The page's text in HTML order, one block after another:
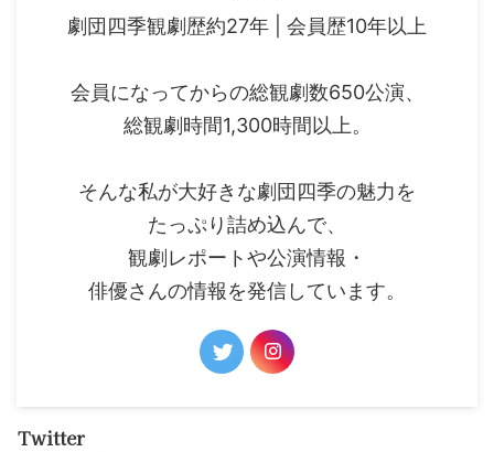
劇団四季観劇歴約27年 | 会員歴10年以上
会員になってからの総観劇数650公演、
総観劇時間1,300時間以上。
そんな私が大好きな劇団四季の魅力を
たっぷり詰め込んで、
観劇レポートや公演情報・
俳優さんの情報を発信しています。
Twitter